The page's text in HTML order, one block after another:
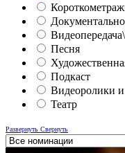
Песня
Подкаст
Видеоролики
Театр
Развернуть Свернуть